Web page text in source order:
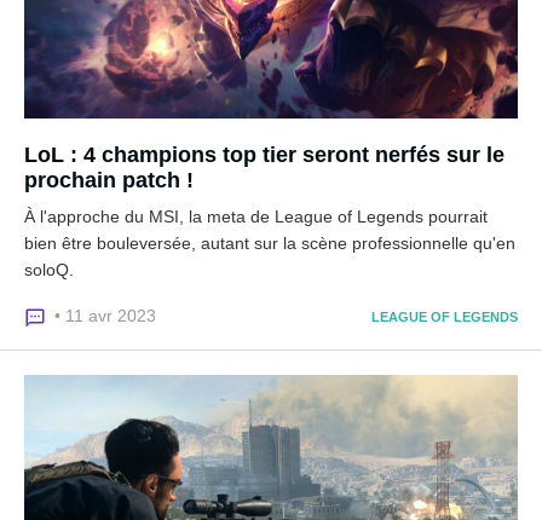
LoL : 4 champions top tier seront nerfés sur le
prochain patch !
À l'approche du MSI, la meta de League of Legends pourrait
bien être bouleversée, autant sur la scène professionnelle qu'en
soloQ.
• 11 avr 2023 LEAGUE OF LEGENDS